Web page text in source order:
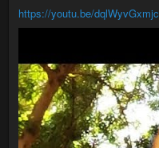
https://youtu.be/dqlWyvGxmjc